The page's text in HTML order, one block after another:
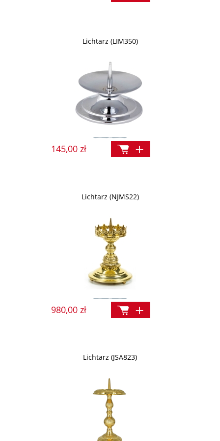
Lichtarz (LIM350)
145,00 zł
Lichtarz (NJMS22)
980,00 zł
Lichtarz (JSA823)